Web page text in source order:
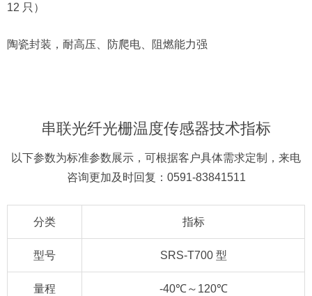
12 只）
陶瓷封装，耐高压、防爬电、阻燃能力强
串联光纤光栅温度传感器技术指标
以下参数为标准参数展示，可根据客户具体需求定制，来电
咨询更加及时回复：0591-83841511
分类 指标
型号 SRS-T700 型
量程 -40℃～120℃